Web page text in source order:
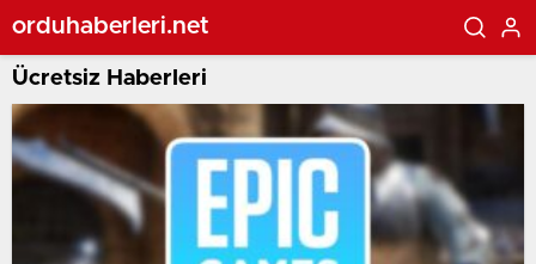
orduhaberleri.net
Ücretsiz Haberleri